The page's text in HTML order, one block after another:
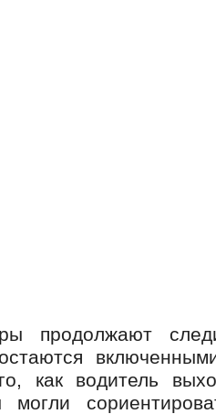
продолжают
как водитель
могли